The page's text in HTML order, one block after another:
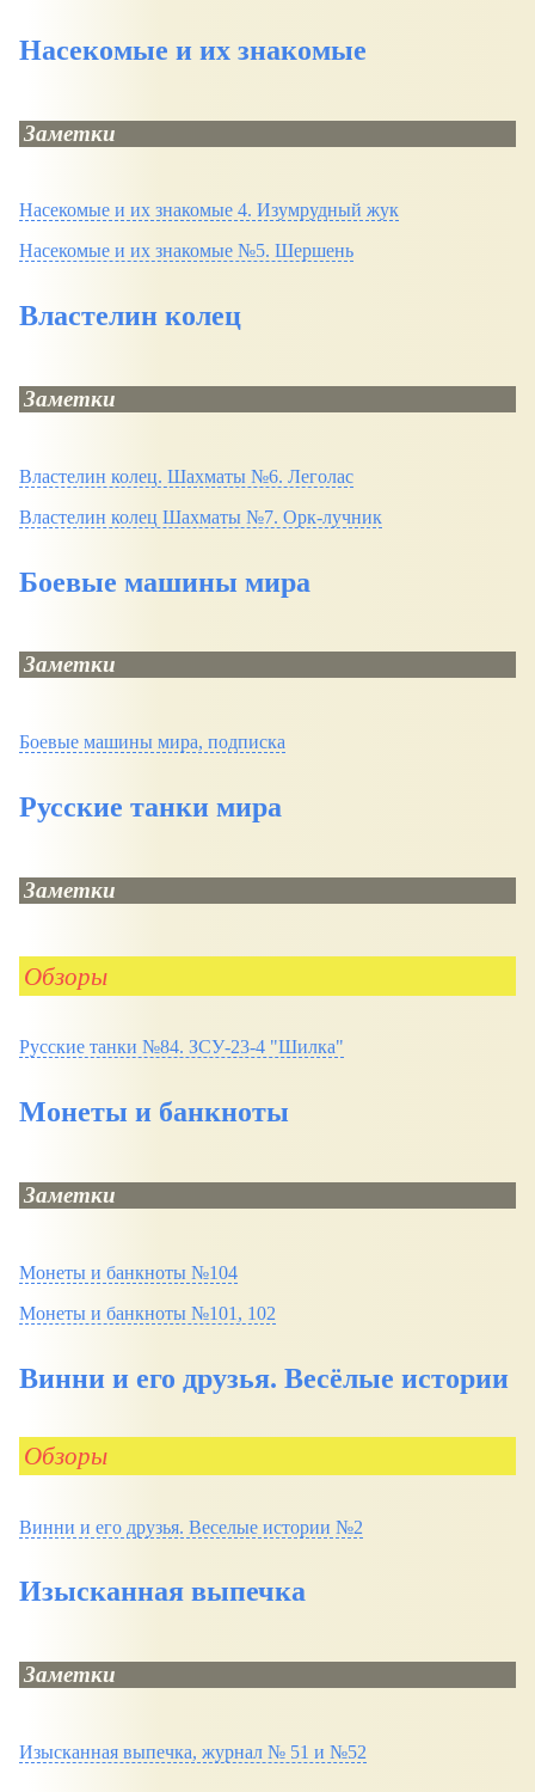
Насекомые и их знакомые
Заметки
Насекомые и их знакомые 4. Изумрудный жук
Насекомые и их знакомые №5. Шершень
Властелин колец
Заметки
Властелин колец. Шахматы №6. Леголас
Властелин колец Шахматы №7. Орк-лучник
Боевые машины мира
Заметки
Боевые машины мира, подписка
Русские танки мира
Заметки
Обзоры
Русские танки №84. ЗСУ-23-4 "Шилка"
Монеты и банкноты
Заметки
Монеты и банкноты №104
Монеты и банкноты №101, 102
Винни и его друзья. Весёлые истории
Обзоры
Винни и его друзья. Веселые истории №2
Изысканная выпечка
Заметки
Изысканная выпечка, журнал № 51 и №52